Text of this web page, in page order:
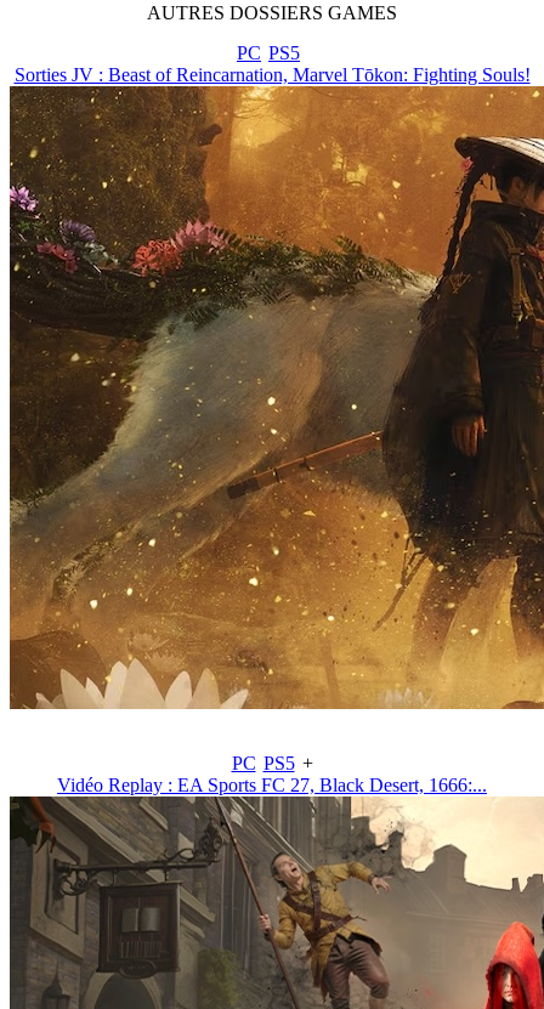
AUTRES DOSSIERS GAMES
PC PS5
Sorties JV : Beast of Reincarnation, Marvel Tōkon: Fighting Souls!
PC PS5 +
Vidéo Replay : EA Sports FC 27, Black Desert, 1666:...